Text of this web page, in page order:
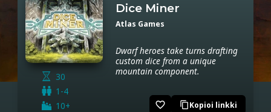
30
1-4
10+
Dice Miner
Atlas Games
Dwarf heroes take turns drafting
custom dice from a unique
mountain component.
favorite_border content_copyKopioi linkki